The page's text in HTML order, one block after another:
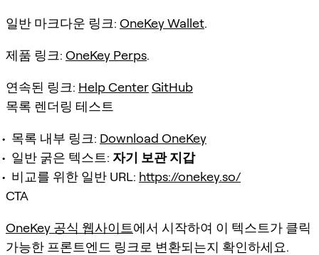
일반 마크다운 링크: OneKey Wallet.
제품 링크: OneKey Perps.
연속된 링크: Help CenterGitHub
목록 렌더링 테스트
목록 내부 링크: Download OneKey
일반 굵은 텍스트: 자기 보관 지갑
비교를 위한 일반 URL: https://onekey.so/
CTA
OneKey 공식 웹사이트에서 시작하여 이 텍스트가 클릭
가능한 프론트엔드 링크로 변환되는지 확인하세요.